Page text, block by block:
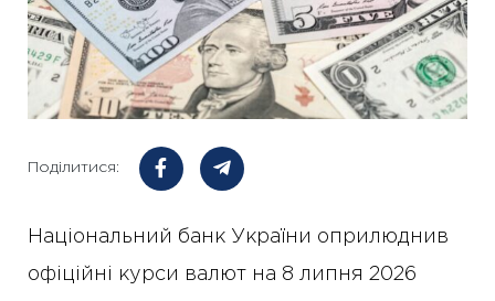
Поділитися:
Національний банк України оприлюднив
офіційні курси валют на 8 липня 2026